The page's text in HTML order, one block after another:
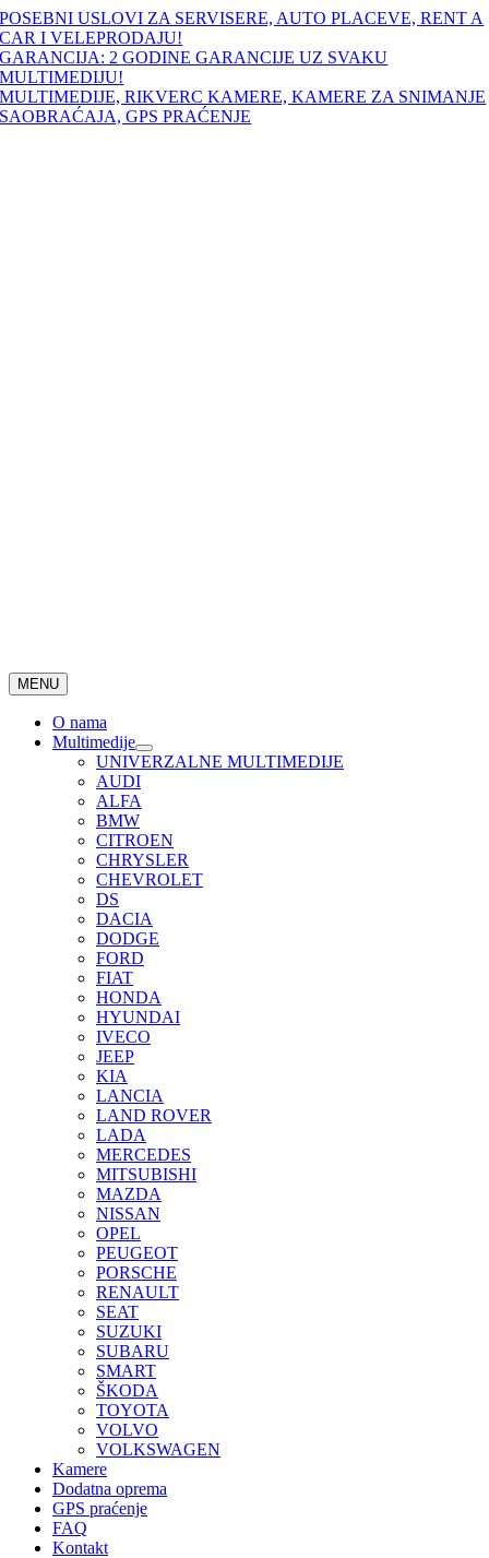
Skip
to
content
POSEBNI USLOVI ZA SERVISERE, AUTO PLACEVE, RENT A
CAR I VELEPRODAJU!
GARANCIJA: 2 GODINE GARANCIJE UZ SVAKU
MULTIMEDIJU!
MULTIMEDIJE, RIKVERC KAMERE, KAMERE ZA SNIMANJE
SAOBRAĆAJA, GPS PRAĆENJE
MENU
O nama
Multimedije
UNIVERZALNE MULTIMEDIJE
AUDI
ALFA
BMW
CITROEN
CHRYSLER
CHEVROLET
DS
DACIA
DODGE
FORD
FIAT
HONDA
HYUNDAI
IVECO
JEEP
KIA
LANCIA
LAND ROVER
LADA
MERCEDES
MITSUBISHI
MAZDA
NISSAN
OPEL
PEUGEOT
PORSCHE
RENAULT
SEAT
SUZUKI
SUBARU
SMART
ŠKODA
TOYOTA
VOLVO
VOLKSWAGEN
Kamere
Dodatna oprema
GPS praćenje
FAQ
Kontakt